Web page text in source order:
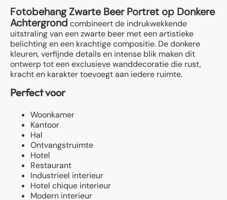
Fotobehang Zwarte Beer Portret op Donkere
Achtergrond combineert de indrukwekkende
uitstraling van een zwarte beer met een artistieke
belichting en een krachtige compositie. De donkere
kleuren, verfijnde details en intense blik maken dit
ontwerp tot een exclusieve wanddecoratie die rust,
kracht en karakter toevoegt aan iedere ruimte.
Perfect voor
Woonkamer
Kantoor
Hal
Ontvangstruimte
Hotel
Restaurant
Industrieel interieur
Hotel chique interieur
Modern interieur